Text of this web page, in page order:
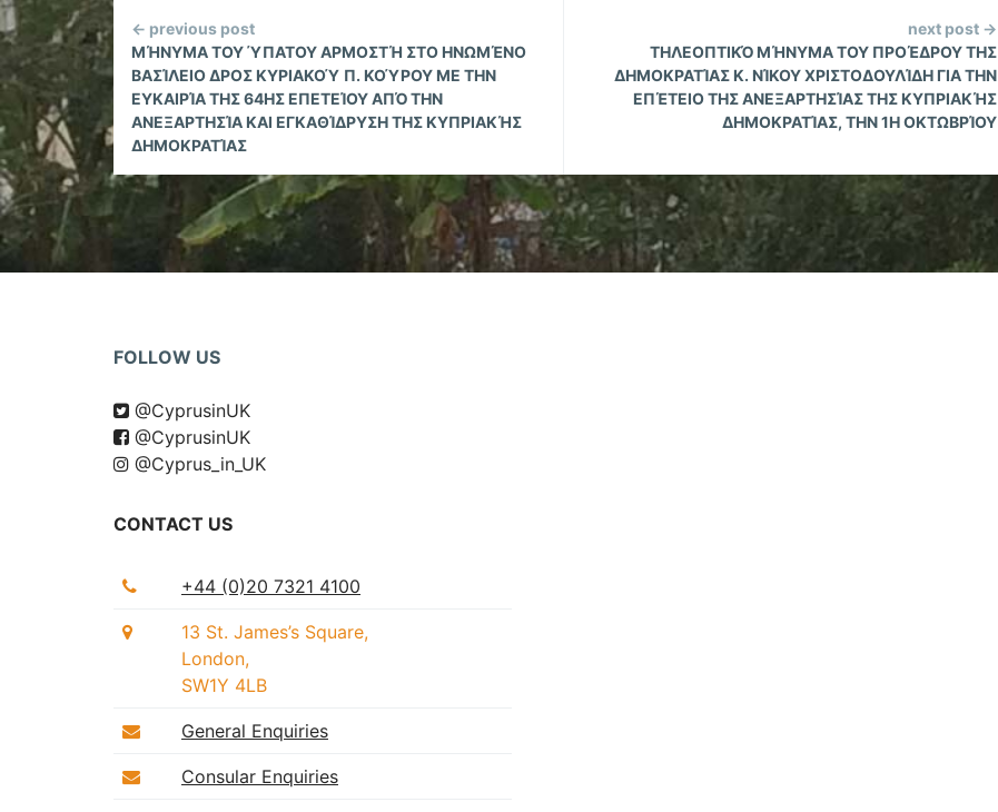
Continue
Reading
← previous post
ΜΉΝΥΜΑ ΤΟΥ ΎΠΑΤΟΥ ΑΡΜΟΣΤΉ ΣΤΟ ΗΝΩΜΈΝΟ
ΒΑΣΊΛΕΙΟ ΔΡΟΣ ΚΥΡΙΑΚΟΎ Π. ΚΟΎΡΟΥ ΜΕ ΤΗΝ
ΕΥΚΑΙΡΊΑ ΤΗΣ 64ΗΣ ΕΠΕΤΕΊΟΥ ΑΠΌ ΤΗΝ
ΑΝΕΞΑΡΤΗΣΊΑ ΚΑΙ ΕΓΚΑΘΊΔΡΥΣΗ ΤΗΣ ΚΥΠΡΙΑΚΉΣ
ΔΗΜΟΚΡΑΤΊΑΣ
next post →
ΤΗΛΕΟΠΤΙΚΌ ΜΉΝΥΜΑ ΤΟΥ ΠΡΟΈΔΡΟΥ ΤΗΣ
ΔΗΜΟΚΡΑΤΊΑΣ Κ. ΝΊΚΟΥ ΧΡΙΣΤΟΔΟΥΛΊΔΗ ΓΙΑ ΤΗΝ
ΕΠΈΤΕΙΟ ΤΗΣ ΑΝΕΞΑΡΤΗΣΊΑΣ ΤΗΣ ΚΥΠΡΙΑΚΉΣ
ΔΗΜΟΚΡΑΤΊΑΣ, ΤΗΝ 1Η ΟΚΤΩΒΡΊΟΥ
FOLLOW US
@CyprusinUK
@CyprusinUK
@Cyprus_in_UK
CONTACT US
+44 (0)20 7321 4100
13 St. James’s Square,
London,
SW1Y 4LB
General Enquiries
Consular Enquiries